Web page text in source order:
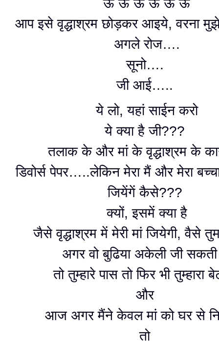
ऊं ऊं ऊं ऊं ऊं ऊं
आप इसे वृद्धाश्रम छोड़कर आइये, वरना
अगले रोज….
सूनो….
जी आई…..
ये लो, यहां साईन करो
ये क्या है जी???
तलाक के और मां के वृद्धाश्रम के
डिवोर्स पेपर…..लेकिन मेरा मैं और मेरा
जियेंगें कैसे???
क्यों, इसमें क्या है
जैसे वृद्धाश्रम में मेरी मां जियेगी, वैसे
अगर वो बुढिया अकेली जी
तो तुम्हारे पास तो फिर भी तुम्हारा
और
आज अगर मैंने केवल मां को घर से
तो